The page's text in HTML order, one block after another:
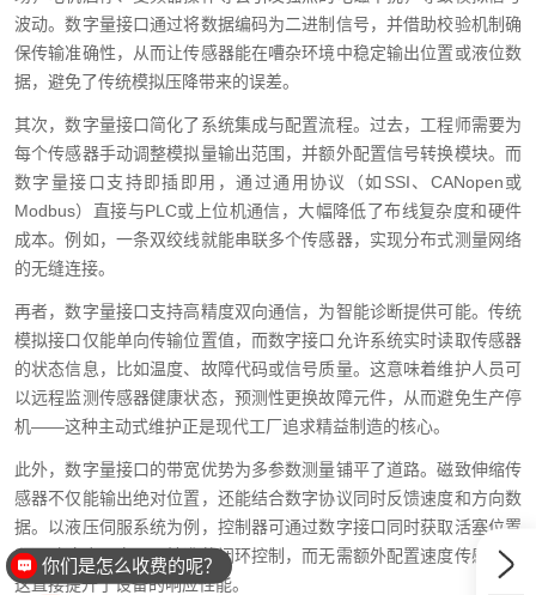
波动。数字量接口通过将数据编码为二进制信号，并借助校验机制确
保传输准确性，从而让传感器能在嘈杂环境中稳定输出位置或液位数
据，避免了传统模拟压降带来的误差。
其次，数字量接口简化了系统集成与配置流程。过去，工程师需要为
每个传感器手动调整模拟量输出范围，并额外配置信号转换模块。而
数字量接口支持即插即用，通过通用协议（如SSI、CANopen或
Modbus）直接与PLC或上位机通信，大幅降低了布线复杂度和硬件
成本。例如，一条双绞线就能串联多个传感器，实现分布式测量网络
的无缝连接。
再者，数字量接口支持高精度双向通信，为智能诊断提供可能。传统
模拟接口仅能单向传输位置值，而数字接口允许系统实时读取传感器
的状态信息，比如温度、故障代码或信号质量。这意味着维护人员可
以远程监测传感器健康状态，预测性更换故障元件，从而避免生产停
机——这种主动式维护正是现代工厂追求精益制造的核心。
此外，数字量接口的带宽优势为多参数测量铺平了道路。磁致伸缩传
感器不仅能输出绝对位置，还能结合数字协议同时反馈速度和方向数
据。以液压伺服系统为例，控制器可通过数字接口同时获取活塞位置
和运动速度，实现更精准的闭环控制，而无需额外配置速度传感器，
这直接提升了设备的响应性能。
你们是怎么收费的呢？